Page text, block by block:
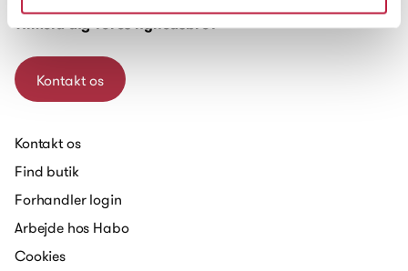
Tilmeld dig vores nyhedsbrev
Kontakt os
Kontakt os
Find butik
Forhandler login
Arbejde hos Habo
Cookies